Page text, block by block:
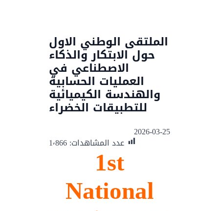
الملتقى الوطني الاول
حول الابتكار والذكاء
الاصطناعي في
العمليات الحسابية
والهندسة الكيميائية
للتطبيقات الخضراء
2026-03-25
عدد المشاهدات:1٬866
National